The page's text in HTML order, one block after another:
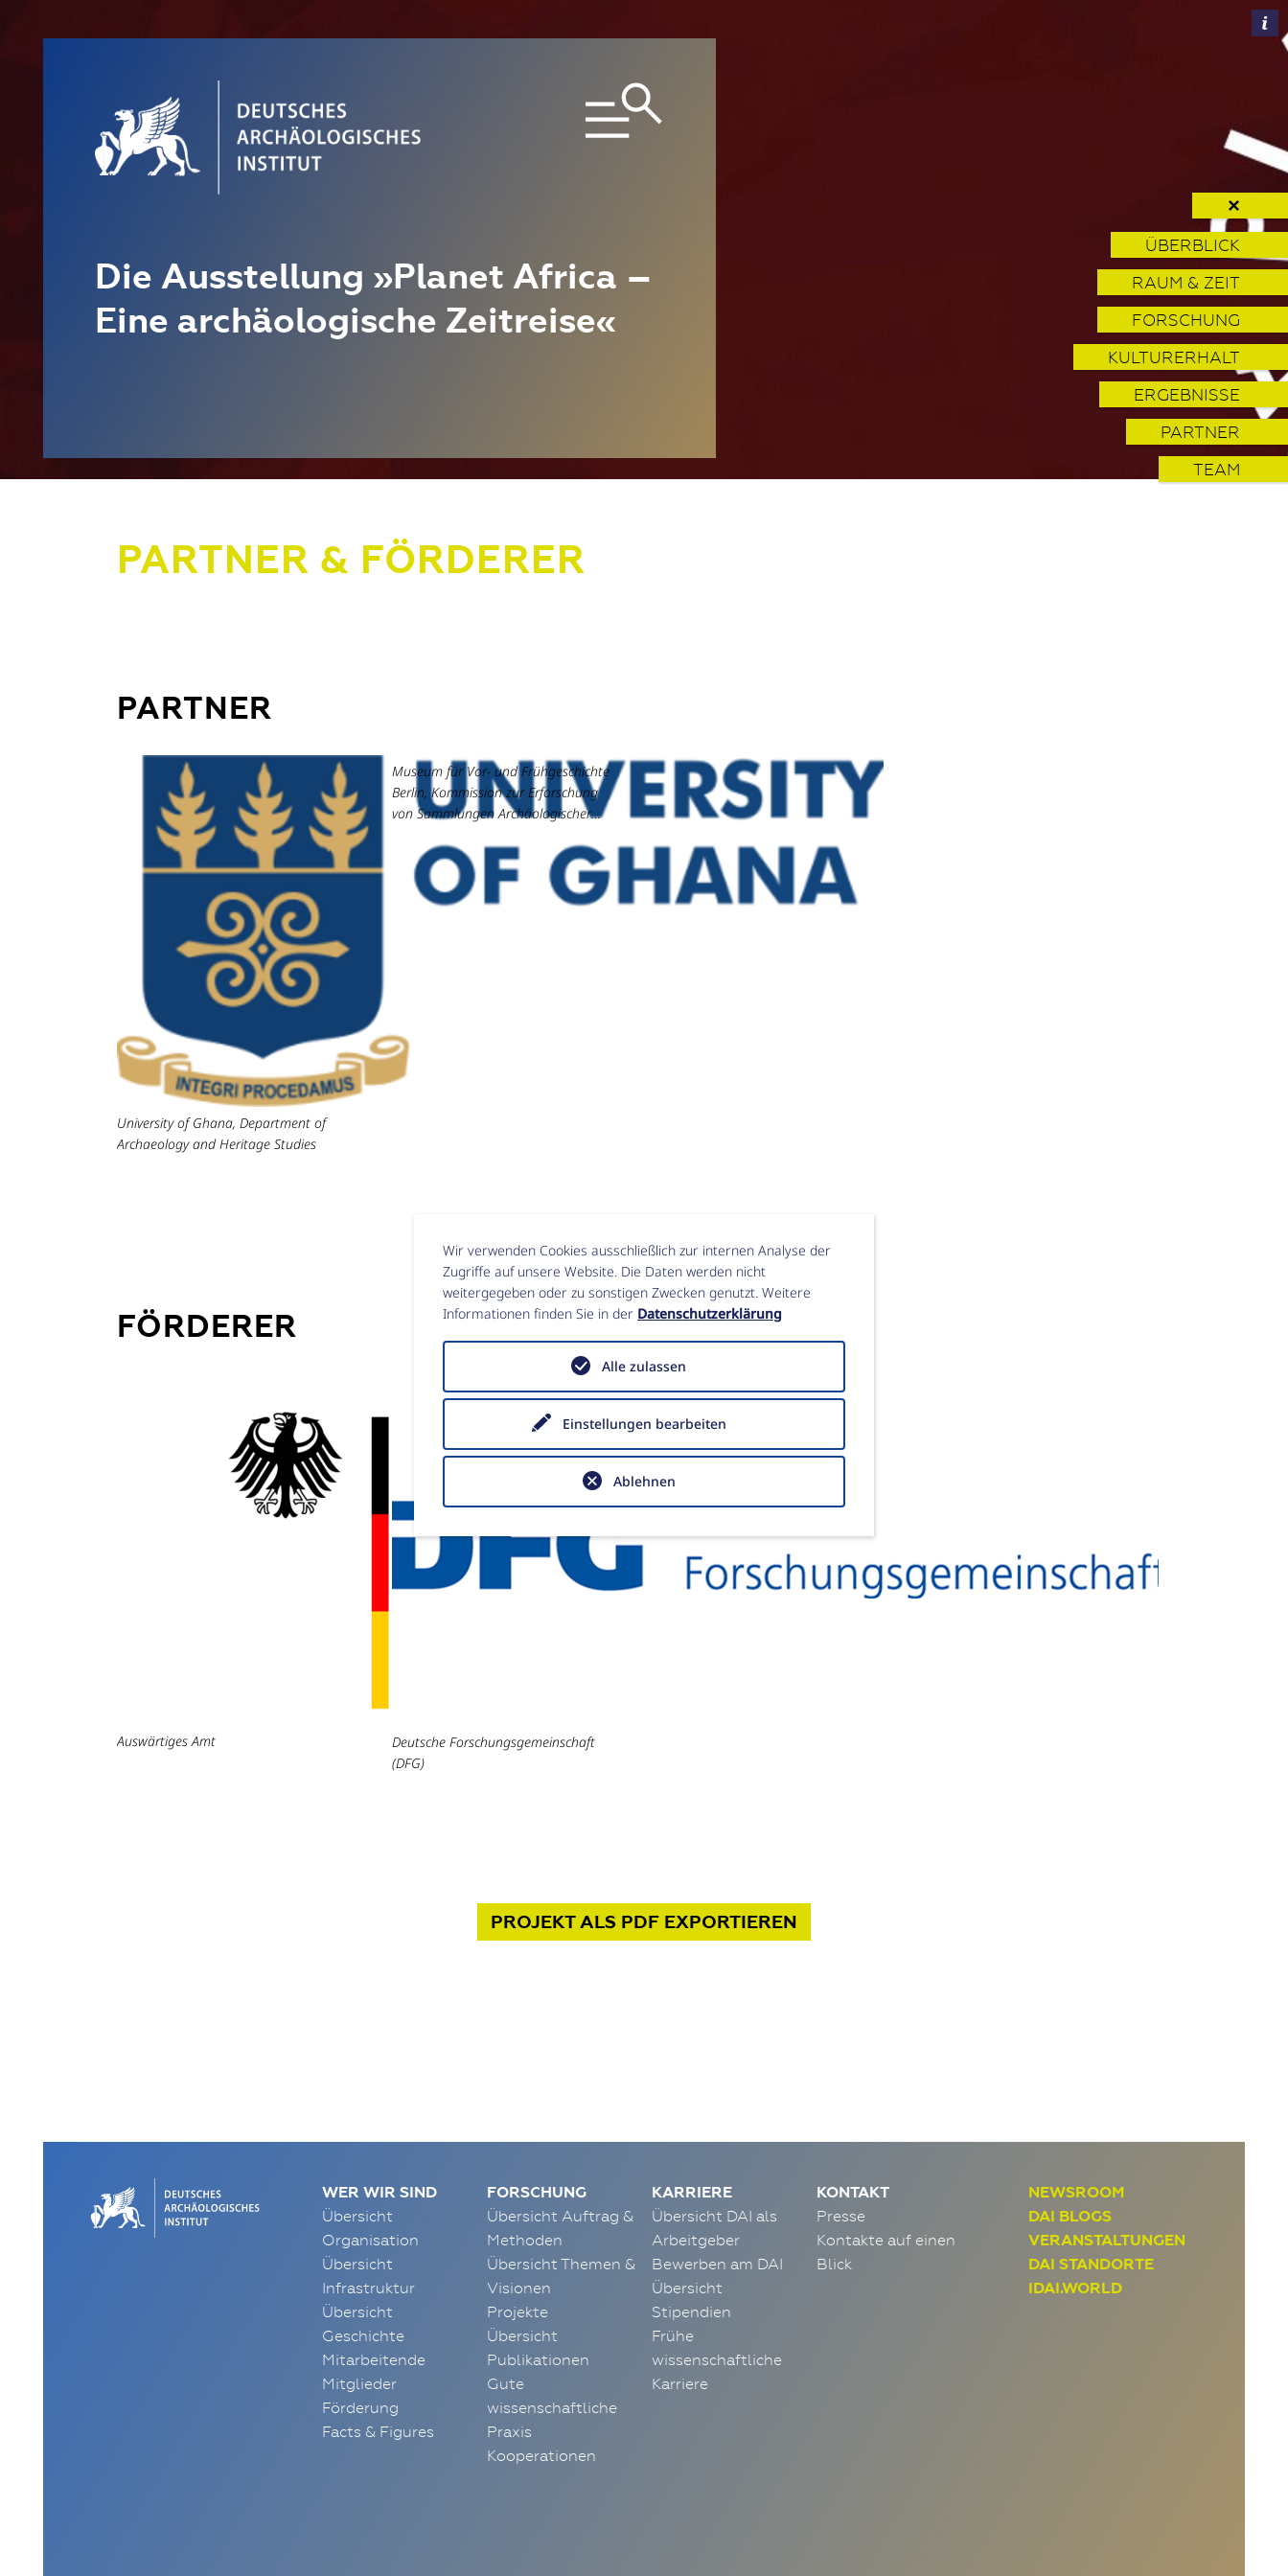
Die Ausstellung »Planet Africa –
Eine archäologische Zeitreise«
✕
ÜBERBLICK
RAUM & ZEIT
FORSCHUNG
KULTURERHALT
ERGEBNISSE
PARTNER
TEAM
PARTNER & FÖRDERER
PARTNER
University of Ghana, Department of
Archaeology and Heritage Studies
Museum für Vor- und Frühgeschichte
Berlin, Kommission zur Erforschung
von Sammlungen Archäologischer
nordöstlichen Mitteleuropa (KAFU)
FÖRDERER
Auswärtiges Amt
Deutsche Forschungsgemeinschaft
(DFG)
PROJEKTALS PDF EXPORTIEREN
NEWSROOM
DAI BLOGS
VERANSTALTUNGEN
DAI STANDORTE
IDAI.WORLD
WER WIR SIND
Übersicht
Organisation
Übersicht
Infrastruktur
Übersicht
Geschichte
Mitarbeitende
Mitglieder
Förderung
Facts & Figures
FORSCHUNG
Übersicht Auftrag &
Methoden
Übersicht Themen &
Visionen
Projekte
Übersicht
Publikationen
Gute
wissenschaftliche
Praxis
Kooperationen
KARRIERE
Übersicht DAI als
Arbeitgeber
Bewerben am DAI
Übersicht
Stipendien
Frühe
wissenschaftliche
Karriere
KONTAKT
Presse
Kontakte auf einen
Blick
Wir verwenden Cookies ausschließlich zur internen Analyse der
Zugriffe auf unsere Website. Die Daten werden nicht
weitergegeben oder zu sonstigen Zwecken genutzt. Weitere
Informationen finden Sie in der Datenschutzerklärung
Einstellungen bearbeiten
Ablehnen
Alle zulassen